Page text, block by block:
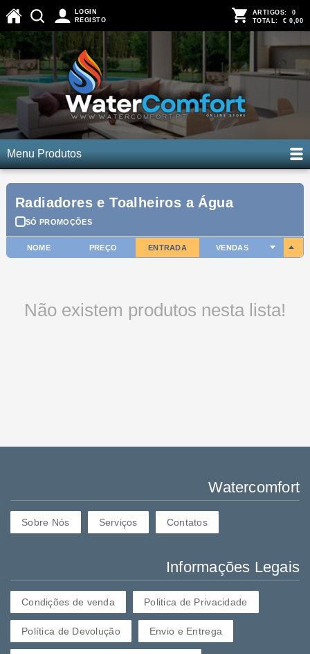
LOGIN
REGISTO
ARTIGOS: 0
TOTAL: € 0,00
Menu Produtos
Radiadores e Toalheiros a Água
SÓ PROMOÇÕES
NOME PREÇO ENTRADA VENDAS
Não existem produtos nesta lista!
Watercomfort
Sobre Nós Serviços Contatos
Informações Legais
Condições de venda Politica de Privacidade
Política de Devolução Envio e Entrega